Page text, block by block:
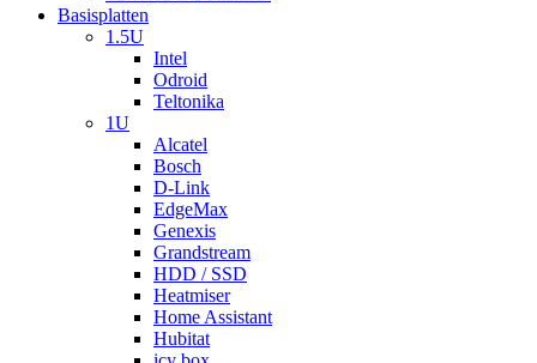
Basisplatten
1.5U
Intel
Odroid
Teltonika
1U
Alcatel
Bosch
D-Link
EdgeMax
Genexis
Grandstream
HDD / SSD
Heatmiser
Home Assistant
Hubitat